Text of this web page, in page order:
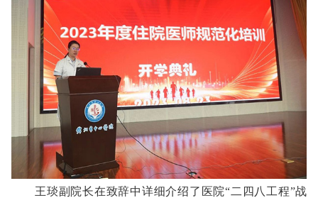
王琰副院长在致辞中详细介绍了医院“二四八工程”战